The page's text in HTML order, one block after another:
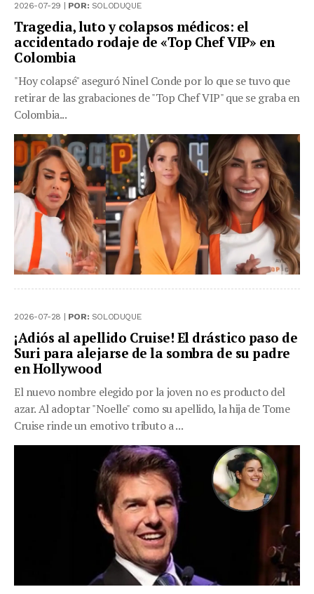
2026-07-29 | POR: SOLODUQUE
Tragedia, luto y colapsos médicos: el
accidentado rodaje de «Top Chef VIP» en
Colombia
"Hoy colapsé" aseguró Ninel Conde por lo que se tuvo que
retirar de las grabaciones de "Top Chef VIP" que se graba en
Colombia...
2026-07-28 | POR: SOLODUQUE
¡Adiós al apellido Cruise! El drástico paso de
Suri para alejarse de la sombra de su padre
en Hollywood
El nuevo nombre elegido por la joven no es producto del
azar. Al adoptar "Noelle" como su apellido, la hija de Tome
Cruise rinde un emotivo tributo a ...